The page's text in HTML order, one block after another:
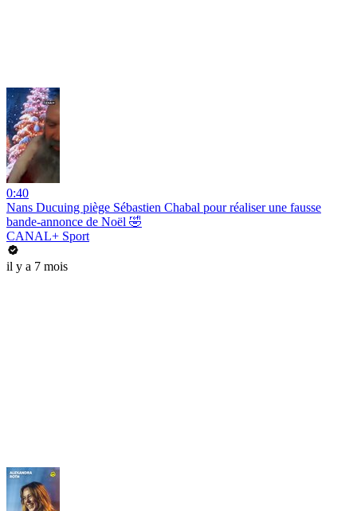
0:40
Nans Ducuing piège Sébastien Chabal pour réaliser une fausse
bande-annonce de Noël 🤣
CANAL+ Sport
il y a 7 mois